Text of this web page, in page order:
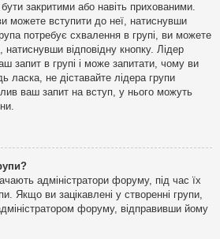
закритими або навіть прихованими.
можете вступити до неї, натиснувши
потребує схвалення в групі, ви можете
натиснувши відповідну кнопку. Лідер
запит в групі і може запитати, чому ви
ласка, не діставайте лідера групи
ваш запит на вступ, у нього можуть
адміністратори форуму, під час їх
Якщо ви зацікавлені у створенні групи,
форуму, відправивши йому